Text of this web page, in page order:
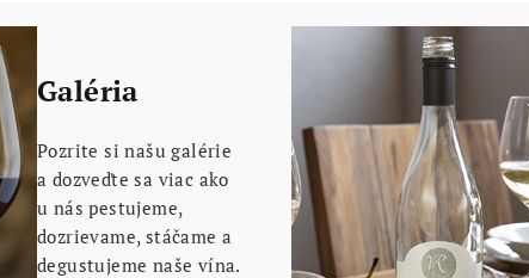
Galéria
Pozrite si našu galérie
a dozveďte sa viac ako
u nás pestujeme,
dozrievame, stáčame a
degustujeme naše vína.